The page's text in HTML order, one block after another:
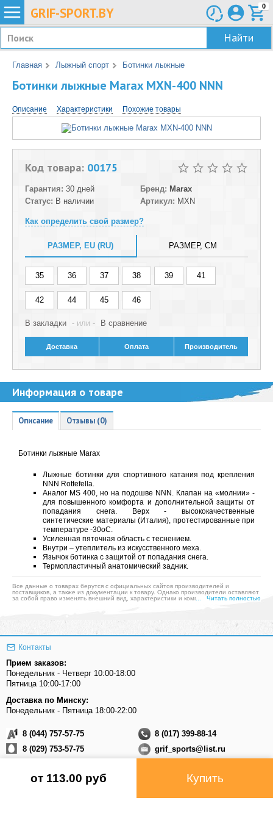
GRIF-SPORT.BY 0
Найти
от 113.00 pуб Купить
Главная Лыжный спорт Ботинки лыжные
Ботинки лыжные Marax MXN-400 NNN
Описание Характеристики Похожие товары
Код товара: 00175
Как определить свой размер?
РАЗМЕР, EU (RU) РАЗМЕР, СМ
35 36 37 38 39 41
42 44 45 46
В закладки- или -В сравнение
Гарантия: 30 дней
Статус: В наличии
Бренд: Marax
Артикул: MXN
Доставка Оплата Производитель
Информация о товаре
Описание Отзывы (0)
Ботинки лыжные Marax
Лыжные ботинки для спортивного катания под крепления
NNN Rottefella.
Аналог MS 400, но на подошве NNN. Клапан на «молнии» -
для повышенного комфорта и дополнительной защиты от
попадания снега. Верх - высококачественные
синтетические материалы (Италия), протестированные при
температуре -30оC.
Усиленная пяточная область с теснением.
Внутри – утеплитель из искусственного меха.
Язычок ботинка с защитой от попадания снега.
Термопластичный анатомический задник.
Все данные о товарах берутся с официальных сайтов производителей и
поставщиков, а также из документации к товару. Однако производители оставляют
за собой право изменять внешний вид, характеристики и комплектацию товара,
неточности в описании и фотографиях товара. Будем благодарны вам за
... Читать полностью
Контакты
Прием заказов:
Понедельник - Четверг 10:00-18:00
Пятница 10:00-17:00
Доставка по Минску:
Понедельник - Пятница 18:00-22:00
8 (044) 757-57-75
8 (029) 753-57-75
8 (017) 399-88-14
grif_sports@list.ru
Присоединяйтесь к нам